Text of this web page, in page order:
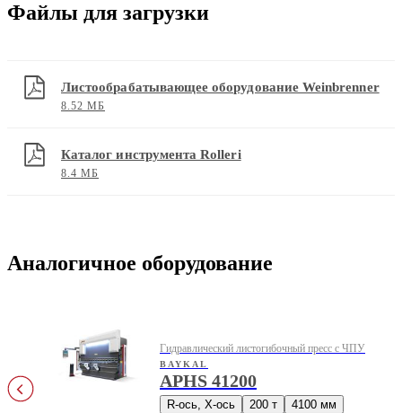
Файлы для загрузки
Листообрабатывающее оборудование Weinbrenner
8.52 МБ
Каталог инструмента Rolleri
8.4 МБ
Аналогичное оборудование
Гидравлический листогибочный пресс с ЧПУ
BAYKAL
APHS 41200
R-ось, X-ось 200 т 4100 мм